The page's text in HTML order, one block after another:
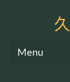
Menu